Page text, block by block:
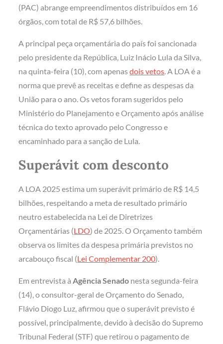
(PAC) abrange empreendimentos distribuídos em 16
órgãos, com total de R$ 57,6 bilhões.
A principal peça orçamentária do país foi sancionada
pelo presidente da República, Luiz Inácio Lula da Silva,
na quinta-feira (10), com apenasdois vetos. A LOA é a
norma que prevê as receitas e define as despesas da
União para o ano. Os vetos foram sugeridos pelo
Ministério do Planejamento e Orçamento após análise
técnica do texto aprovado pelo Congresso e
encaminhado para a sanção de Lula.
Superávit com desconto
A LOA 2025 estima um superávit primário de R$ 14,5
bilhões, respeitando a meta de resultado primário
neutro estabelecida na Lei de Diretrizes
Orçamentárias (LDO) de 2025. O Orçamento também
observa os limites da despesa primária previstos no
arcabouço fiscal (Lei Complementar 200).
Em entrevista àAgência Senado nesta segunda-feira
(14), o consultor-geral de Orçamento do Senado,
Flávio Diogo Luz, afirmou que o superávit previsto é
possível, principalmente, devido à decisão do Supremo
Tribunal Federal (STF) que retirou o pagamento de